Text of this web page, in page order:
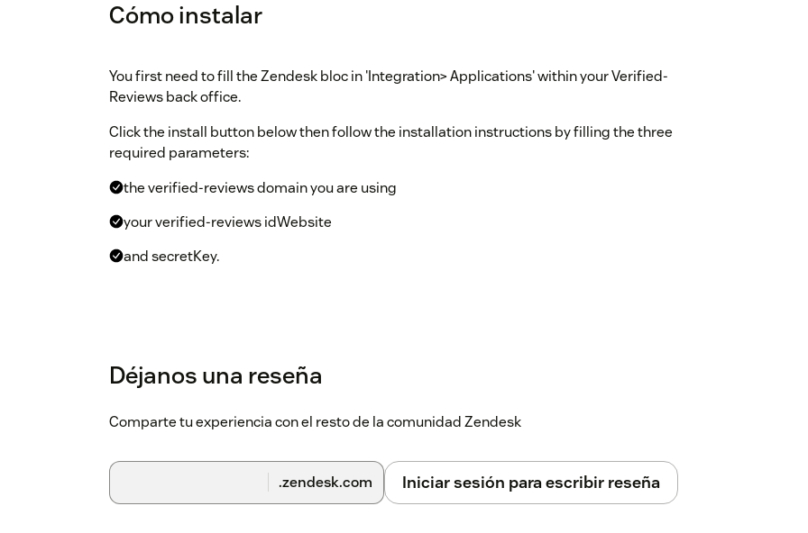
Cómo instalar
You first need to fill the Zendesk bloc in 'Integration> Applications' within your Verified-
Reviews back office.
Click the install button below then follow the installation instructions by filling the three
required parameters:
the verified-reviews domain you are using
your verified-reviews idWebsite
and secretKey.
Déjanos una reseña
Comparte tu experiencia con el resto de la comunidad Zendesk
.zendesk.com Iniciar sesión para escribir reseña